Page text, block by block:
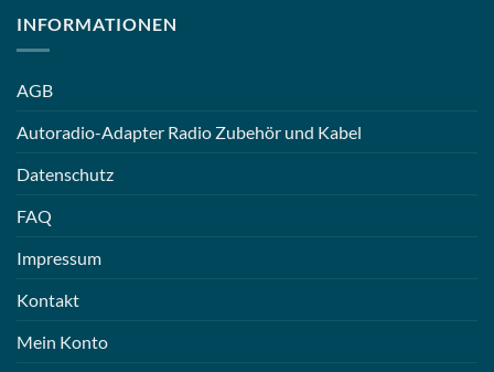
INFORMATIONEN
AGB
Autoradio-Adapter Radio Zubehör und Kabel
Datenschutz
FAQ
Impressum
Kontakt
Mein Konto